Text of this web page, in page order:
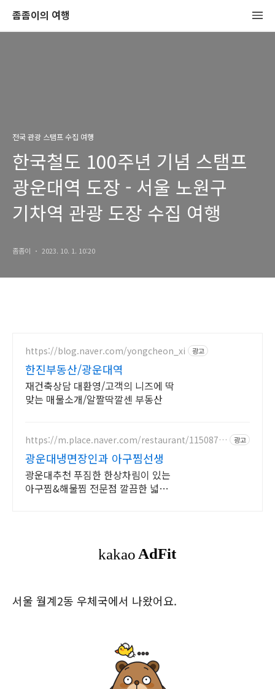
좀좀이의 여행
전국 관광 스탬프 수집 여행
한국철도 100주년 기념 스탬프
광운대역 도장 - 서울 노원구
기차역 관광 도장 수집 여행
좀좀이 2023. 10. 1. 10:20
https://blog.naver.com/yongcheon_xi 광고
한진부동산/광운대역
재건축상담 대환영/고객의 니즈에 딱
맞는 매물소개/알짤딱깔센 부동산
https://m.place.naver.com/restaurant/1150879
광고
광운대냉면장인과 아구찜선생
광운대추천 푸짐한 한상차림이 있는
아구찜&해물찜 전문점 깔끔한 넓은
서울 월계2동 우체국에서 나왔어요.